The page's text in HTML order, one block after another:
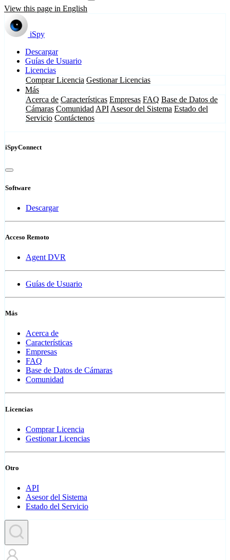
View this page in English
iSpy
Descargar
Guías de Usuario
Licencias
Comprar Licencia Gestionar Licencias
Más
Acerca de Características Empresas FAQ Base de Datos de
Cámaras Comunidad API Asesor del Sistema Estado del
Servicio Contáctenos
iSpyConnect
Software
Descargar
Acceso Remoto
Agent DVR
Guías de Usuario
Más
Acerca de
Características
Empresas
FAQ
Base de Datos de Cámaras
Comunidad
Licencias
Comprar Licencia
Gestionar Licencias
Otro
API
Asesor del Sistema
Estado del Servicio